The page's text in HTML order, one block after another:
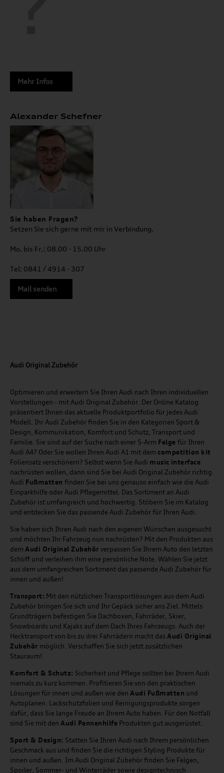
Mehr Infos
Alexander Schefner
Sie haben Fragen?
Setzen Sie sich gerne mit mir in Verbindung.
Mo. bis Fr.: 08.00 - 15.00 Uhr
Tel: 0841 / 4914 - 307
Mail senden
Audi Original Zubehör
Optimieren und erweitern Sie Ihren Audi nach Ihren individuellen
Vorstellungen - mit Audi Original Zubehör. Der Online Katalog
präsentiert Ihnen das aktuelle Produktportfolio für jedes Audi
Modell. Ihr Audi Zubehör finden Sie in den Kategorien Sport &
Design, Kommunikation, Komfort und Schutz, Transport und
Familie. Sie sind auf der Suche nach einer 5-Arm Felge für Ihren
Audi A4? Oder Sie wollen Ihren Audi A1 mit dem competition kit
Foliensatz verschönern? Selbst wenn Sie Audi music interface
nachrüsten wollen, dann sind Sie bei Audi Original Zubehör richtig.
Audi Fußmatten finden Sie bei uns genauso einfach wie die Audi
Einparkhilfe oder Audi Pflegemittel. Das Sortiment an Audi
Zubehör ist umfangreich und hochwertig. Stöbern Sie im Katalog
und entdecken Sie das passende Audi Zubehör für Ihren Audi.
Sie haben sich Ihren Audi nach den eigenen Wünschen ausgesucht
und möchten Ihr Fahrzeug nun nachrüsten? Mit den Produkten aus
dem Audi Original Zubehör verpassen Sie Ihrem Auto den letzten
Schliff und verleihen ihm eine persönliche Note. Wählen Sie jetzt
aus dem umfangreichen Sortiment das passende Audi Zubehör für
innen und außen!
Transport: Mit den nützlichen Transportlösungen aus dem Audi
Zubehör bringen Sie sich und Ihr Gepäck sicher ans Ziel. Mittels
Grundträgern befestigen Sie Dachboxen, Fahrräder, Skier,
Snowboards und Kajaks auf dem Dach Ihres Fahrzeugs. Auch der
Hecktransport von bis zu drei Fahrrädern macht das Audi Original
Zubehör möglich. Verschaffen Sie sich jetzt zusätzlichen
Stauraum!
Komfort & Schutz: Sicherheit und Pflege sollten bei Ihrem Audi
niemals zu kurz kommen. Profitieren Sie von den praktischen
Lösungen für innen und außen wie den Audi Fußmatten und
Autoplanen. Lackschutzfolien und Reinigungsprodukte sorgen
dafür, dass Sie lange Freude an Ihrem Auto haben. Für den Notfall
sind Sie mit den Audi Pannenhilfe Produkten gut ausgerüstet.
Sport & Design: Statten Sie Ihren Audi nach Ihrem persönlichen
Geschmack aus und finden Sie die richtigen Styling Produkte für
innen und außen. Im Audi Original Zubehör finden Sie Felgen,
Spoiler, Sommer- und Winterräder sowie designtechnisch